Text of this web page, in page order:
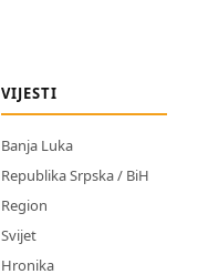
VIJESTI
Banja Luka
Republika Srpska / BiH
Region
Svijet
Hronika